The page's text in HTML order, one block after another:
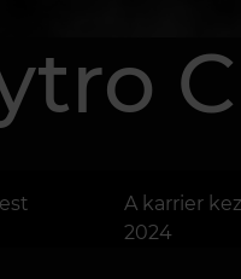
A karrier
2024